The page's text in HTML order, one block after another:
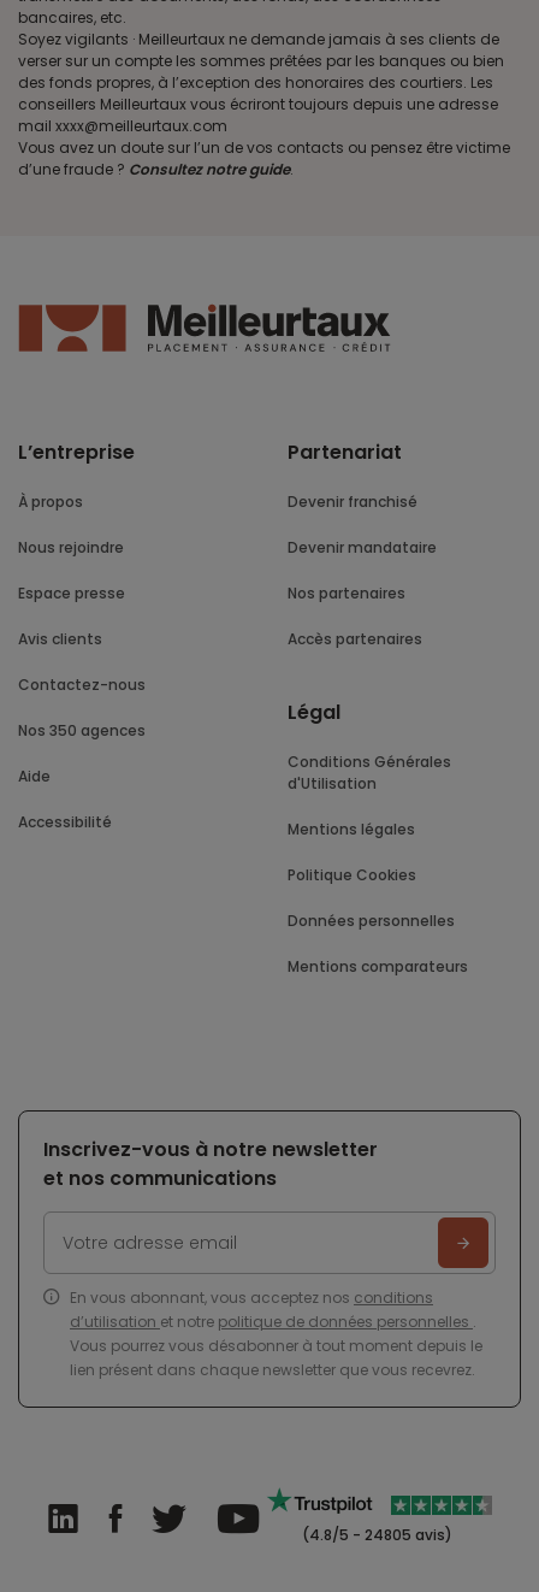
bancaires, etc.
Soyez vigilants · Meilleurtaux ne demande jamais à ses clients de
verser sur un compte les sommes prêtées par les banques ou bien
des fonds propres, à l’exception des honoraires des courtiers. Les
conseillers Meilleurtaux vous écriront toujours depuis une adresse
mail xxxx@meilleurtaux.com
Vous avez un doute sur l’un de vos contacts ou pensez être victime
d’une fraude ? Consultez notre guide.
L’entreprise
À propos
Nous rejoindre
Espace presse
Avis clients
Contactez-nous
Nos 350 agences
Aide
Accessibilité
Partenariat
Devenir franchisé
Devenir mandataire
Nos partenaires
Accès partenaires
Légal
Conditions Générales
d'Utilisation
Mentions légales
Politique Cookies
Données personnelles
Mentions comparateurs
Inscrivez-vous à notre newsletter
et nos communications
En vous abonnant, vous acceptez nos conditions
d’utilisation et notre politique de données personnelles .
Vous pourrez vous désabonner à tout moment depuis le
lien présent dans chaque newsletter que vous recevrez.
(4.8/5 - 24805 avis)